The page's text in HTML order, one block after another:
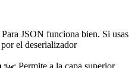
Para JSON funciona bien. Si usas
el deserializador
: Permite a la capa superior